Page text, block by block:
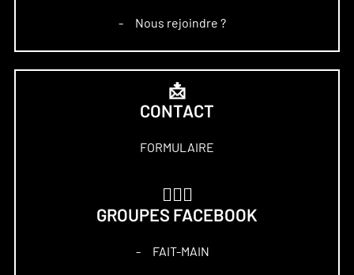
– Nous rejoindre ?
📩
CONTACT
FORMULAIRE
GROUPES FACEBOOK
– FAIT-MAIN